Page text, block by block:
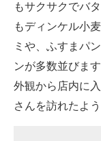
もサクサクでバ
もディンケル小
ミや、ふすまパ
ンが多数並びま
外観から店内に
さんを訪れたよ